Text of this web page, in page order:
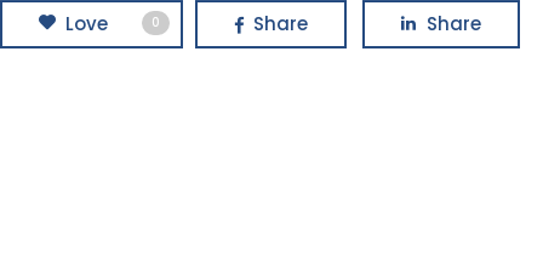
Love 0 Share Share